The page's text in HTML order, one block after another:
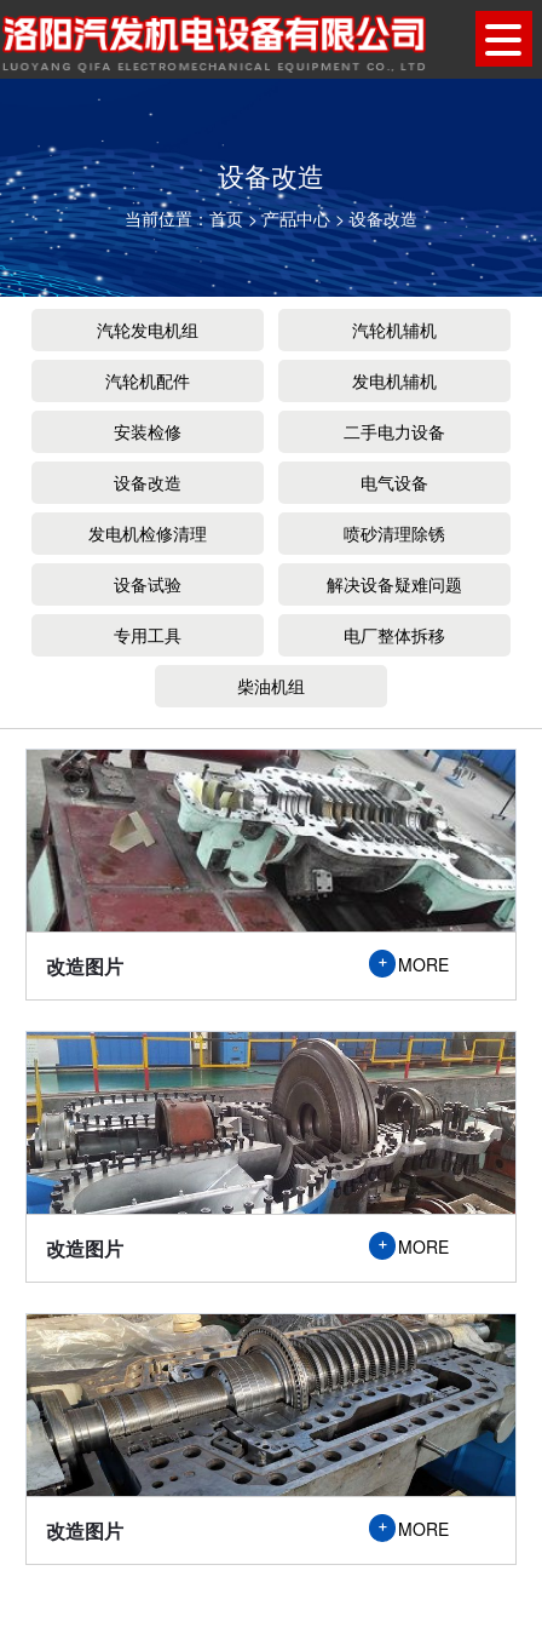
设备改造
当前位置：首页>产品中心 >设备改造
汽轮发电机组 汽轮机辅机
汽轮机配件 发电机辅机
安装检修 二手电力设备
设备改造 电气设备
发电机检修清理 喷砂清理除锈
设备试验 解决设备疑难问题
专用工具 电厂整体拆移
柴油机组
改造图片 MORE
改造图片 MORE
改造图片 MORE